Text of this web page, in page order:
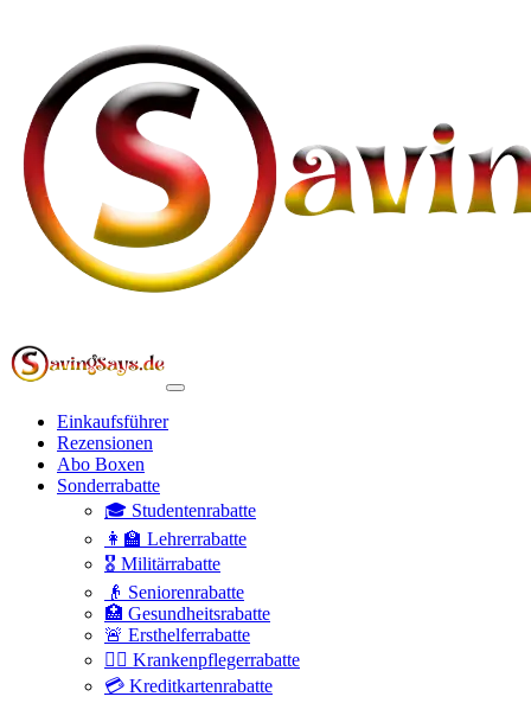
Einkaufsführer
Rezensionen
Abo Boxen
Sonderrabatte
🎓 Studentenrabatte
👩‍🏫 Lehrerrabatte
🎖️ Militärrabatte
👴 Seniorenrabatte
🏥 Gesundheitsrabatte
🚨 Ersthelferrabatte
👩‍⚕️ Krankenpflegerrabatte
💳 Kreditkartenrabatte